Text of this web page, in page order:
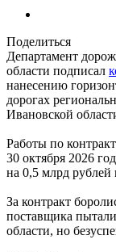
Поделиться
Департамент
области подписал
нанесению
дорогах
Ивановской
Работы по
30 октября 2026
на 0,5 млрд рублей
За контракт
поставщика
области, но